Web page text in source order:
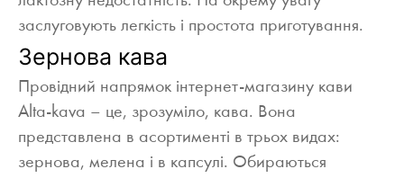
заслуговують легкість і простота приготування.
Зернова кава
Провідний напрямок інтернет-магазину кави
Alta-kava – це, зрозуміло, кава. Вона
представлена в асортименті в трьох видах:
зернова, мелена і в капсулі. Обираються